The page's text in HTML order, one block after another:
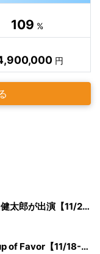
109 %
円
TBSテレビ『がっちりマンデー』に丸山健太郎が出演【11/22】
見どころご紹介！伊勢丹新宿店：My Cup of Favor【11/18-23】